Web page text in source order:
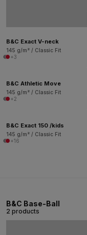
B&C Exact V-neck
145 g/m² / Classic Fit
+3
B&C Athletic Move
145 g/m² / Classic Fit
+2
B&C Exact 150 /kids
145 g/m² / Classic Fit
+16
B&C Base-Ball
2 products